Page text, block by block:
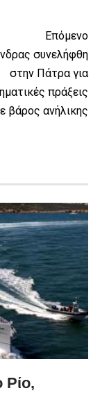
Επόμενο
συνελήφθη
στην Πάτρα για
πράξεις
βάρος ανήλικης